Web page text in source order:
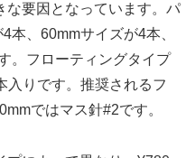
な要因となっています。パ
本、60mmサイズが4本、
。フローティングタイプ
入りです。推奨されるフ
ではマス針#2です。